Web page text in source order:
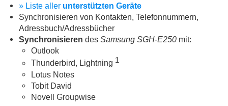
» Liste aller unterstützten Geräte
Synchronisieren von Kontakten, Telefonnummern,
Adressbuch/Adressbücher
Synchronisieren des Samsung SGH-E250 mit:
Outlook
Thunderbird, Lightning 1
Lotus Notes
Tobit David
Novell Groupwise